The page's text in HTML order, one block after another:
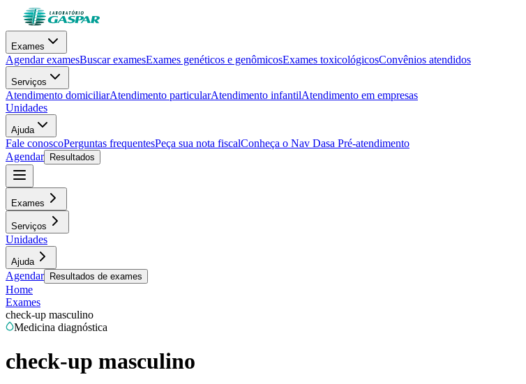
Exames
Agendar examesBuscar examesExames genéticos e genômicosExames toxicológicosConvênios atendidos
Serviços
Atendimento domiciliarAtendimento particularAtendimento infantilAtendimento em empresas
Unidades
Ajuda
Fale conoscoPerguntas frequentesPeça sua nota fiscalConheça o Nav Dasa Pré-atendimento
Agendar
Resultados
Exames
Serviços
Unidades
Ajuda
Agendar Resultados de exames
Home
Exames
check-up masculino
Medicina diagnóstica
check-up masculino